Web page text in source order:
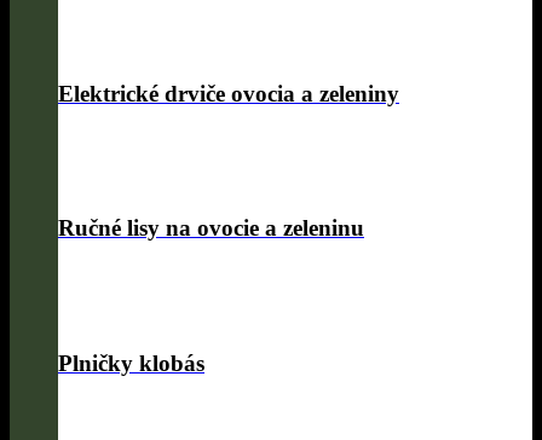
Elektrické drviče ovocia a zeleniny
Ručné lisy na ovocie a zeleninu
Plničky klobás